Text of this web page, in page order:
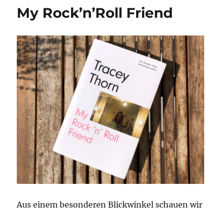
My Rock’n’Roll Friend
Aus einem besonderen Blickwinkel schauen wir